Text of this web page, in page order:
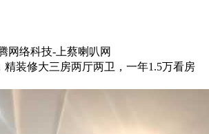
网络科技-上蔡喇叭网
精装修大三房两厅两卫，一年1.5万看房